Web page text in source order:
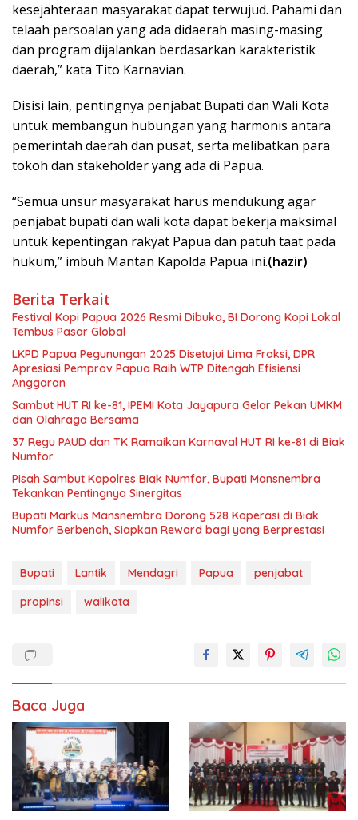
kesejahteraan masyarakat dapat terwujud. Pahami dan
telaah persoalan yang ada didaerah masing-masing
dan program dijalankan berdasarkan karakteristik
daerah,” kata Tito Karnavian.
Disisi lain, pentingnya penjabat Bupati dan Wali Kota
untuk membangun hubungan yang harmonis antara
pemerintah daerah dan pusat, serta melibatkan para
tokoh dan stakeholder yang ada di Papua.
“Semua unsur masyarakat harus mendukung agar
penjabat bupati dan wali kota dapat bekerja maksimal
untuk kepentingan rakyat Papua dan patuh taat pada
hukum,” imbuh Mantan Kapolda Papua ini.(hazir)
Berita Terkait
Festival Kopi Papua 2026 Resmi Dibuka, BI Dorong Kopi Lokal
Tembus Pasar Global
LKPD Papua Pegunungan 2025 Disetujui Lima Fraksi, DPR
Apresiasi Pemprov Papua Raih WTP Ditengah Efisiensi
Anggaran
Sambut HUT RI ke-81, IPEMI Kota Jayapura Gelar Pekan UMKM
dan Olahraga Bersama
37 Regu PAUD dan TK Ramaikan Karnaval HUT RI ke-81 di Biak
Numfor
Pisah Sambut Kapolres Biak Numfor, Bupati Mansnembra
Tekankan Pentingnya Sinergitas
Bupati Markus Mansnembra Dorong 528 Koperasi di Biak
Numfor Berbenah, Siapkan Reward bagi yang Berprestasi
Bupati Lantik Mendagri Papua
penjabat
propinsi
walikota
Baca Juga